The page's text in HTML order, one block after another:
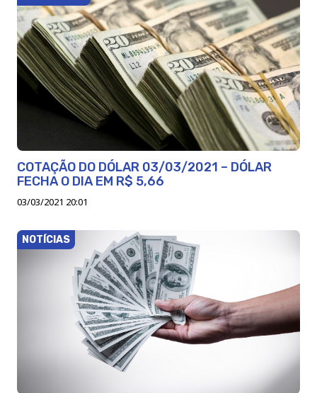
COTAÇÃO DO DÓLAR 03/03/2021 – DÓLAR
FECHA O DIA EM R$ 5,66
03/03/2021 20:01
NOTÍCIAS